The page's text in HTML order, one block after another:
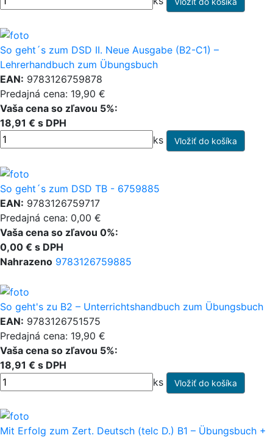
So geht´s zum DSD II. Neue Ausgabe (B2-C1) –
Lehrerhandbuch zum Übungsbuch
EAN: 9783126759878
Predajná cena: 19,90 €
Vaša cena so zľavou 5%:
18,91 € s DPH
ks
So geht´s zum DSD TB - 6759885
EAN: 9783126759717
Predajná cena: 0,00 €
Vaša cena so zľavou 0%:
0,00 € s DPH
Nahrazeno 9783126759885
So geht's zu B2 – Unterrichtshandbuch zum Übungsbuch
EAN: 9783126751575
Predajná cena: 19,90 €
Vaša cena so zľavou 5%:
18,91 € s DPH
ks
Mit Erfolg zum Zert. Deutsch (telc D.) B1 – Übungsbuch +